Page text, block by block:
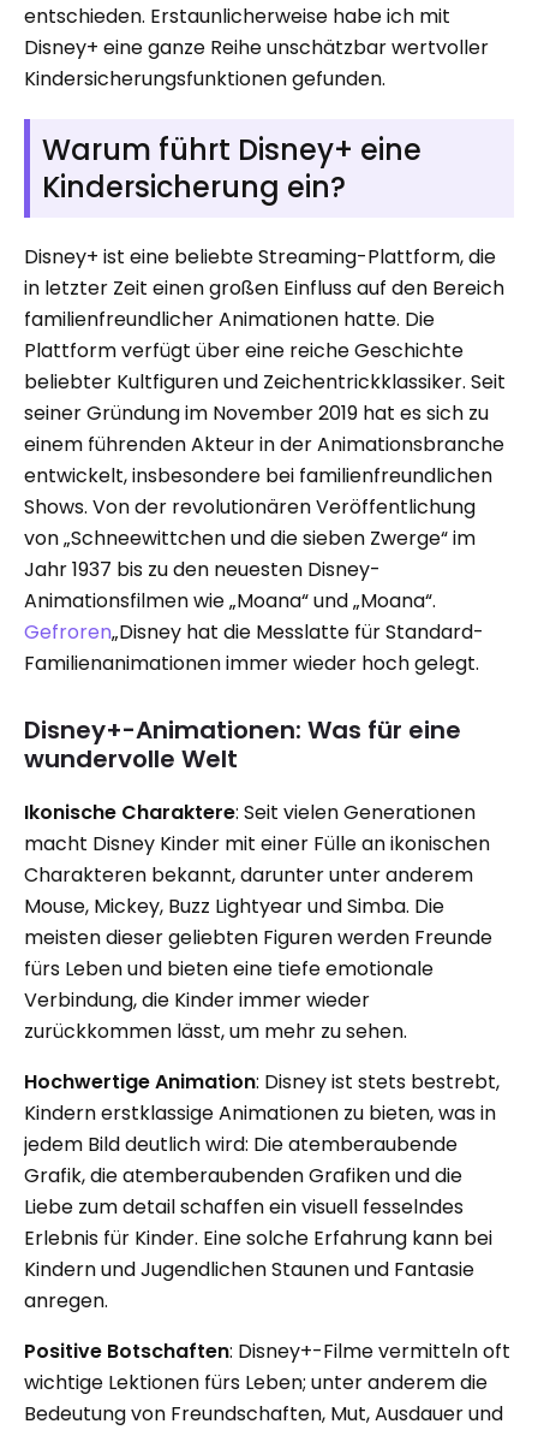
entschieden. Erstaunlicherweise habe ich mit
Disney+ eine ganze Reihe unschätzbar wertvoller
Kindersicherungsfunktionen gefunden.
Warum führt Disney+ eine
Kindersicherung ein?
Disney+ ist eine beliebte Streaming-Plattform, die
in letzter Zeit einen großen Einfluss auf den Bereich
familienfreundlicher Animationen hatte. Die
Plattform verfügt über eine reiche Geschichte
beliebter Kultfiguren und Zeichentrickklassiker. Seit
seiner Gründung im November 2019 hat es sich zu
einem führenden Akteur in der Animationsbranche
entwickelt, insbesondere bei familienfreundlichen
Shows. Von der revolutionären Veröffentlichung
von „Schneewittchen und die sieben Zwerge“ im
Jahr 1937 bis zu den neuesten Disney-
Animationsfilmen wie „Moana“ und „Moana“.
Gefroren„Disney hat die Messlatte für Standard-
Familienanimationen immer wieder hoch gelegt.
Disney+-Animationen: Was für eine
wundervolle Welt
Ikonische Charaktere: Seit vielen Generationen
macht Disney Kinder mit einer Fülle an ikonischen
Charakteren bekannt, darunter unter anderem
Mouse, Mickey, Buzz Lightyear und Simba. Die
meisten dieser geliebten Figuren werden Freunde
fürs Leben und bieten eine tiefe emotionale
Verbindung, die Kinder immer wieder
zurückkommen lässt, um mehr zu sehen.
Hochwertige Animation: Disney ist stets bestrebt,
Kindern erstklassige Animationen zu bieten, was in
jedem Bild deutlich wird: Die atemberaubende
Grafik, die atemberaubenden Grafiken und die
Liebe zum detail schaffen ein visuell fesselndes
Erlebnis für Kinder. Eine solche Erfahrung kann bei
Kindern und Jugendlichen Staunen und Fantasie
anregen.
Positive Botschaften: Disney+-Filme vermitteln oft
wichtige Lektionen fürs Leben; unter anderem die
Bedeutung von Freundschaften, Mut, Ausdauer und